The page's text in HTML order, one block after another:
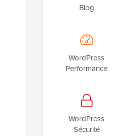
Blog
WordPress
Performance
WordPress
Sécurité